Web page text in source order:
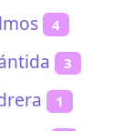
4
3
1